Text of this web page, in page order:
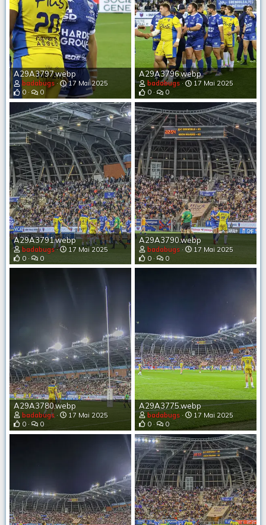
A29A3797.webp
badabugs
17 Mai 2025
0
0
A29A3796.webp
badabugs
17 Mai 2025
0
0
A29A3791.webp
badabugs
17 Mai 2025
0
0
A29A3790.webp
badabugs
17 Mai 2025
0
0
A29A3780.webp
badabugs
17 Mai 2025
0
0
A29A3775.webp
badabugs
17 Mai 2025
0
0